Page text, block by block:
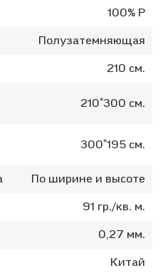
100% P
Полузатемняющая
210 см.
210*300 см.
300*195 см.
По ширине и высоте
91 гр./кв. м.
0,27 мм.
Китай